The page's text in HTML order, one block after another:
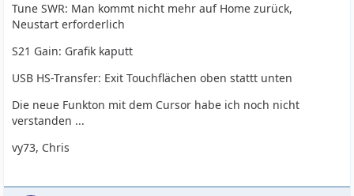
Tune SWR: Man kommt nicht mehr auf Home zurück,
Neustart erforderlich
S21 Gain: Grafik kaputt
USB HS-Transfer: Exit Touchflächen oben stattt unten
Die neue Funkton mit dem Cursor habe ich noch nicht
verstanden ...
vy73, Chris